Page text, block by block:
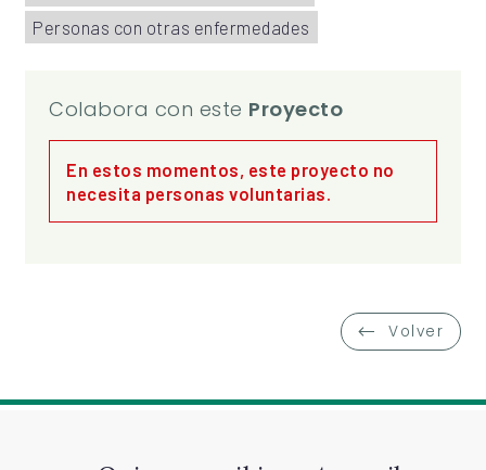
Personas con otras enfermedades
Colabora con este Proyecto
En estos momentos, este proyecto no
necesita personas voluntarias.
Volver